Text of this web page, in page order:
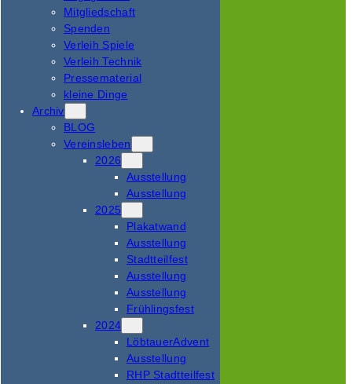
Mitgliedschaft
Spenden
Verleih Spiele
Verleih Technik
Pressematerial
kleine Dinge
Archiv
BLOG
Vereinsleben
2026
Ausstellung
Ausstellung
2025
Plakatwand
Ausstellung
Stadtteilfest
Ausstellung
Ausstellung
Frühlingsfest
2024
LöbtauerAdvent
Ausstellung
RHP Stadtteilfest